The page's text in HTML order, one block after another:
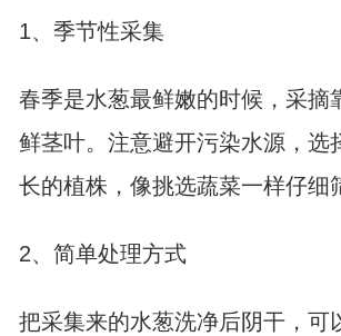
1、季节性采集
春季是水葱最鲜嫩的时候，采摘
鲜茎叶。注意避开污染水源，选
长的植株，像挑选蔬菜一样仔细
2、简单处理方式
把采集来的水葱洗净后阴干，可